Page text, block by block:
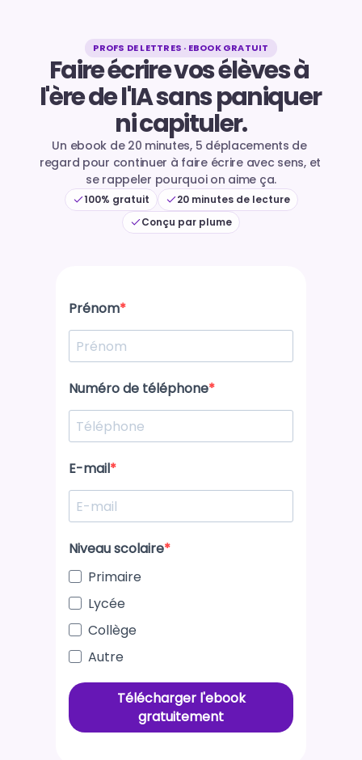
PROFS DE LETTRES · EBOOK GRATUIT
Faire écrire vos élèves à
l'ère de l'IA sans paniquer
ni capituler.
Un ebook de 20 minutes, 5 déplacements de
regard pour continuer à faire écrire avec sens, et
se rappeler pourquoi on aime ça.
100% gratuit
20 minutes de lecture
Conçu par plume